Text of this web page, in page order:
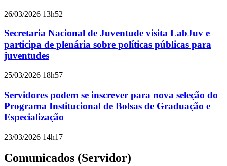
26/03/2026 13h52
Secretaria Nacional de Juventude visita LabJuv e
participa de plenária sobre políticas públicas para
juventudes
25/03/2026 18h57
Servidores podem se inscrever para nova seleção do
Programa Institucional de Bolsas de Graduação e
Especialização
23/03/2026 14h17
Comunicados (Servidor)